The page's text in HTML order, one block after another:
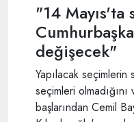
"14 Mayıs'ta
değişecek"
Yapılacak seçimlerin
seçimleri
başlarından Cemil